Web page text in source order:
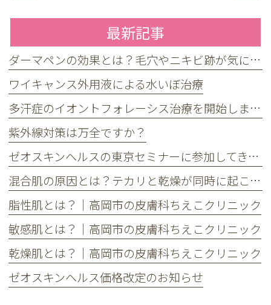
最新記事
ダーマペンの効果とは？毛穴やニキビ跡が気になる方へ
ワイキャンス外用液による水いぼ治療
多汗症のイオントフォレーシス治療を開始しました
紫外線対策は万全ですか？
ゼオスキンヘルスの東京セミナーに参加してきました
混合肌の原因とは？テカリと乾燥が同時に起こる理由とケア方法
脂性肌とは？｜高岡市の皮膚科ちえこクリニック
敏感肌とは？｜高岡市の皮膚科ちえこクリニック
乾燥肌とは？｜高岡市の皮膚科ちえこクリニック
ゼオスキンヘルス価格改定のお知らせ